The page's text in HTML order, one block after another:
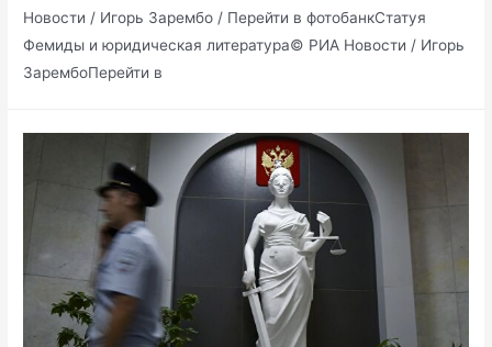
Новости / Игорь Зарембо / Перейти в фотобанкСтатуя
Фемиды и юридическая литература© РИА Новости / Игорь
ЗарембоПерейти в